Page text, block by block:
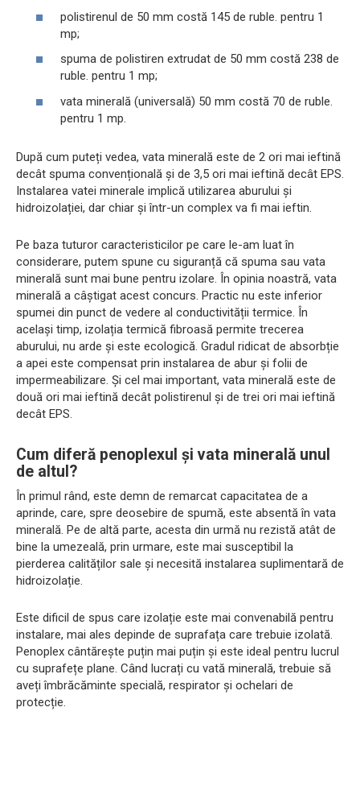
polistirenul de 50 mm costă 145 de ruble. pentru 1
mp;
spuma de polistiren extrudat de 50 mm costă 238 de
ruble. pentru 1 mp;
vata minerală (universală) 50 mm costă 70 de ruble.
pentru 1 mp.
După cum puteți vedea, vata minerală este de 2 ori mai ieftină
decât spuma convențională și de 3,5 ori mai ieftină decât EPS.
Instalarea vatei minerale implică utilizarea aburului și
hidroizolației, dar chiar și într-un complex va fi mai ieftin.
Pe baza tuturor caracteristicilor pe care le-am luat în
considerare, putem spune cu siguranță că spuma sau vata
minerală sunt mai bune pentru izolare. În opinia noastră, vata
minerală a câștigat acest concurs. Practic nu este inferior
spumei din punct de vedere al conductivității termice. În
același timp, izolația termică fibroasă permite trecerea
aburului, nu arde și este ecologică. Gradul ridicat de absorbție
a apei este compensat prin instalarea de abur și folii de
impermeabilizare. Și cel mai important, vata minerală este de
două ori mai ieftină decât polistirenul și de trei ori mai ieftină
decât EPS.
Cum diferă penoplexul și vata minerală unul
de altul?
În primul rând, este demn de remarcat capacitatea de a
aprinde, care, spre deosebire de spumă, este absentă în vata
minerală. Pe de altă parte, acesta din urmă nu rezistă atât de
bine la umezeală, prin urmare, este mai susceptibil la
pierderea calităților sale și necesită instalarea suplimentară de
hidroizolație.
Este dificil de spus care izolație este mai convenabilă pentru
instalare, mai ales depinde de suprafața care trebuie izolată.
Penoplex cântărește puțin mai puțin și este ideal pentru lucrul
cu suprafețe plane. Când lucrați cu vată minerală, trebuie să
aveți îmbrăcăminte specială, respirator și ochelari de
protecție.